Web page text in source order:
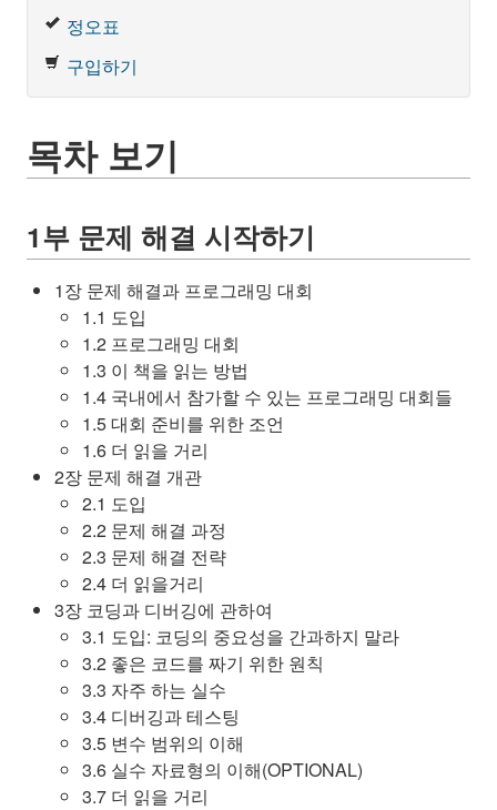
정오표
구입하기
목차 보기
1부 문제 해결 시작하기
1장 문제 해결과 프로그래밍 대회
1.1 도입
1.2 프로그래밍 대회
1.3 이 책을 읽는 방법
1.4 국내에서 참가할 수 있는 프로그래밍 대회들
1.5 대회 준비를 위한 조언
1.6 더 읽을 거리
2장 문제 해결 개관
2.1 도입
2.2 문제 해결 과정
2.3 문제 해결 전략
2.4 더 읽을거리
3장 코딩과 디버깅에 관하여
3.1 도입: 코딩의 중요성을 간과하지 말라
3.2 좋은 코드를 짜기 위한 원칙
3.3 자주 하는 실수
3.4 디버깅과 테스팅
3.5 변수 범위의 이해
3.6 실수 자료형의 이해(OPTIONAL)
3.7 더 읽을 거리